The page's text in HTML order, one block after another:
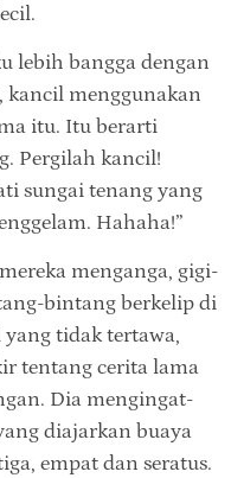
lebih bangga dengan
kancil menggunakan
itu. Itu berarti
Pergilah kancil!
sungai tenang yang
Hahaha!”
menganga, gigi-
bintang berkelip di
tidak tertawa,
tentang cerita lama
Dia mengingat-
diajarkan buaya
empat dan seratus.